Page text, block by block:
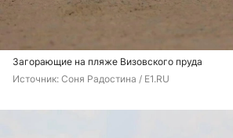
Загорающие на пляже Визовского пруда
Источник: Соня Радостина / E1.RU